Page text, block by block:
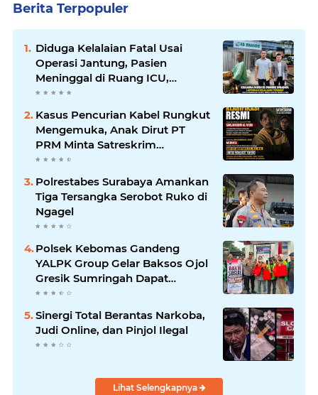
Berita Terpopuler
Diduga Kelalaian Fatal Usai
Operasi Jantung, Pasien
Meninggal di Ruang ICU,
Keluarga Tuntut RSUD dr.
Soewandhie Bertanggung
Jawab
Kasus Pencurian Kabel Rungkut
Mengemuka, Anak Dirut PT
PRM Minta Satreskrim
Polrestabes Surabaya Usut
Hingga Tuntas
Polrestabes Surabaya Amankan
Tiga Tersangka Serobot Ruko di
Ngagel
Polsek Kebomas Gandeng
YALPK Group Gelar Baksos Ojol
Gresik Sumringah Dapat
Sembako dan BBM Gratis
Sinergi Total Berantas Narkoba,
Judi Online, dan Pinjol Ilegal
Lihat Selengkapnya